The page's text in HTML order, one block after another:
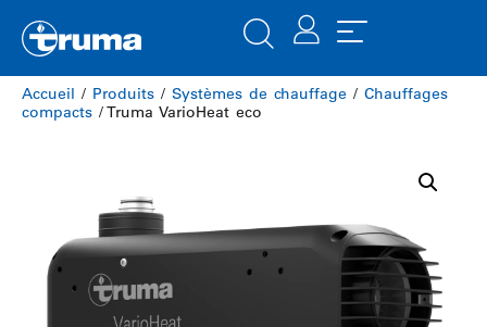
Accueil / Produits / Systèmes de chauffage / Chauffages
compacts / Truma VarioHeat eco